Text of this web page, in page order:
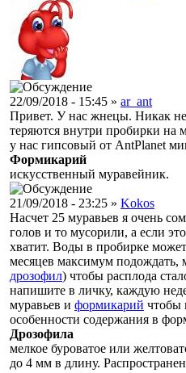
22/09/2018 - 15:45 » ar_ant
Привет. У нас жнецы. Никак
теряются внутри пробирки на
у нас гипсовый от AntPlanet
Формикарий
искусственный муравейник.
21/09/2018 - 23:25 » Kokos
Насчет 25 муравьев я очень
голов и то мусорили, а если
хватит. Воды в пробирке
месяцев максимум
дрозофил) чтобы расплода
напишите в личку, каждую
муравьев и формикарий чтобы
особенности содержания в
Дрозофила
мелкое буроватое или
до 4 мм в длину.